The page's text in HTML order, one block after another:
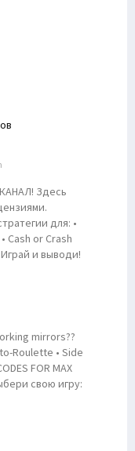
Здесь
для: •
Cash or Crash
и выводи!
mirrors??
Roulette • Side
FOR MAX
свою игру: